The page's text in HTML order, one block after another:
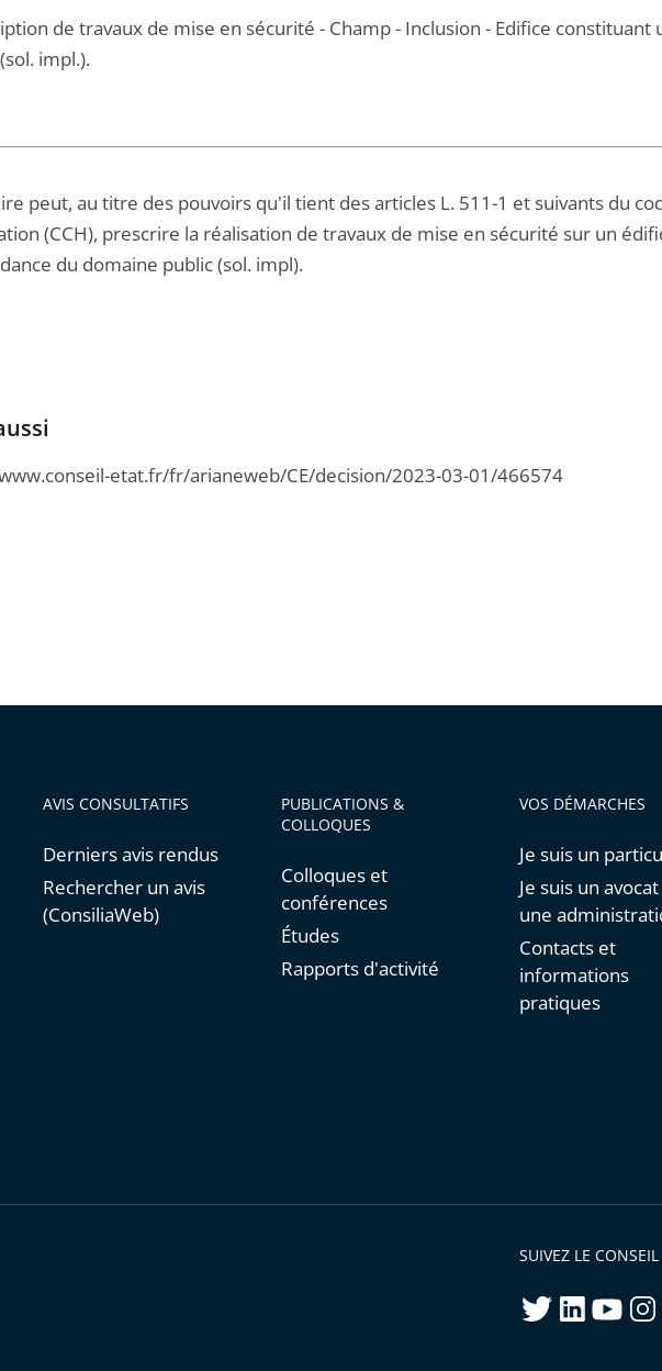
de travaux de mise en sécurité - Champ - Inclusion - Edifice
impl.).
peut, au titre des pouvoirs qu'il tient des articles L. 511-1 et suivants du
(CCH), prescrire la réalisation de travaux de mise en sécurité sur un
du domaine public (sol. impl).
etat.fr/fr/arianeweb/CE/decision/2023-03-01/466574
AVIS CONSULTATIFS
Derniers avis rendus
Rechercher un avis
(ConsiliaWeb)
PUBLICATIONS &
COLLOQUES
Colloques et
conférences
Études
Rapports d'activité
VOS DÉMARCHES
Je suis un
Je suis un
une
Contacts et
informations
pratiques
SUIVEZ LE
twitterlinkedInyoutube